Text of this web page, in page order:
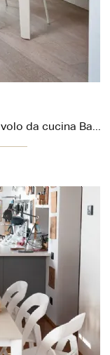
Vuoi avere ulteriori informazioni sul tavolo da cucina Band Metal di Connubia? Clicca e ottieni informazioni sui modelli allungabili del marchio.